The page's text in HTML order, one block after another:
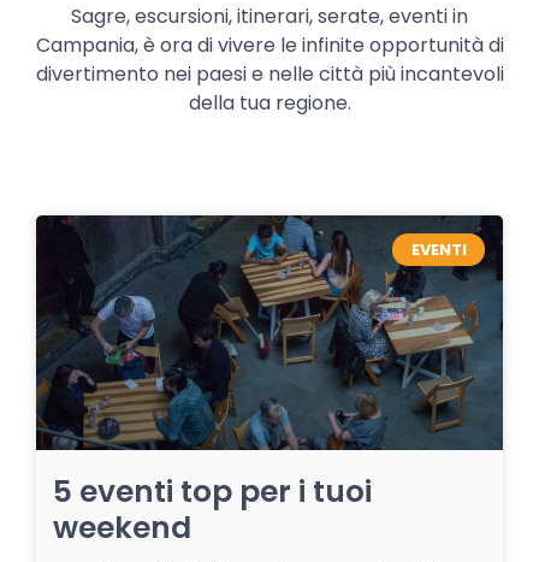
Sagre, escursioni, itinerari, serate, eventi in
Campania, è ora di vivere le infinite opportunità di
divertimento nei paesi e nelle città più incantevoli
della tua regione.
EVENTI
5 eventi top per i tuoi
weekend